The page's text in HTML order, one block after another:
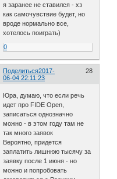
я заранее не ставился - хз
как самочувствие будет, но
вроде нормально все,
хотелось поиграть)
0
Поделиться 28
2017-
06-04 22:11:23
Юра, думаю, что если речь
идет про FIDE Open,
записаться однозначно
можно - в этом году там не
так много заявок
Вероятно, придется
заплатить лишнюю тысячу за
заявку после 1 июня - но
можно и попробовать